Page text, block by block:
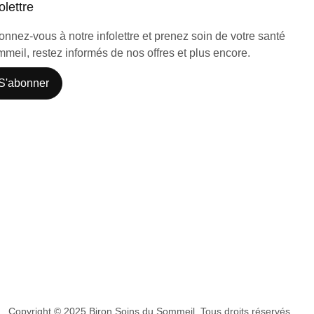
vous à notre infolettre et prenez soin de votre santé
restez informés de nos offres et plus encore.
Copyright © 2025 Biron Soins du Sommeil. Tous droits réservés.